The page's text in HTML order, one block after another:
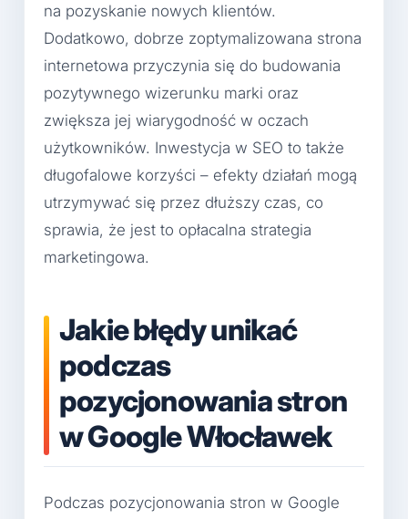
na pozyskanie nowych klientów.
Dodatkowo, dobrze zoptymalizowana strona
internetowa przyczynia się do budowania
pozytywnego wizerunku marki oraz
zwiększa jej wiarygodność w oczach
użytkowników. Inwestycja w SEO to także
długofalowe korzyści – efekty działań mogą
utrzymywać się przez dłuższy czas, co
sprawia, że jest to opłacalna strategia
marketingowa.
Jakie błędy unikać
podczas
pozycjonowania stron
w Google Włocławek
Podczas pozycjonowania stron w Google